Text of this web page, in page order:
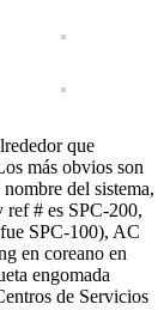
que
más obvios son
del sistema,
# es SPC-200,
SPC-100), AC
en coreano en
engomada
de Servicios